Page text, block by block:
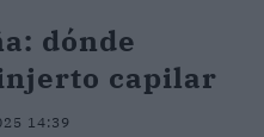
dónde
capilar
14:39